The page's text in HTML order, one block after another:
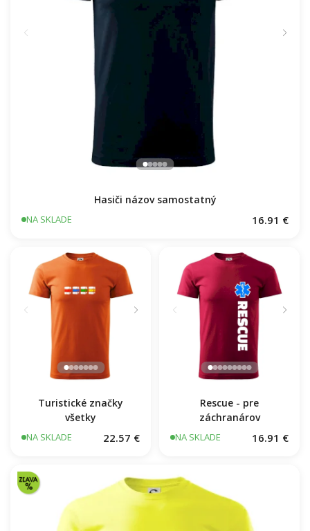
Hasiči názov samostatný
NA SKLADE 16.91 €
Turistické značky
všetky
NA SKLADE 22.57 €
Rescue - pre
záchranárov
NA SKLADE 16.91 €